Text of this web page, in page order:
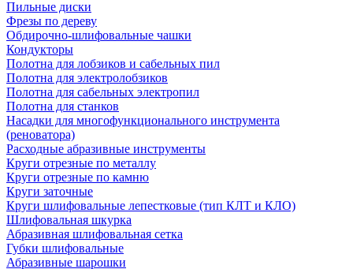
Пильные диски
Фрезы по дереву
Обдирочно-шлифовальные чашки
Кондукторы
Полотна для лобзиков и сабельных пил
Полотна для электролобзиков
Полотна для сабельных электропил
Полотна для станков
Насадки для многофункционального инструмента
(реноватора)
Расходные абразивные инструменты
Круги отрезные по металлу
Круги отрезные по камню
Круги заточные
Круги шлифовальные лепестковые (тип КЛТ и КЛО)
Шлифовальная шкурка
Абразивная шлифовальная сетка
Губки шлифовальные
Абразивные шарошки